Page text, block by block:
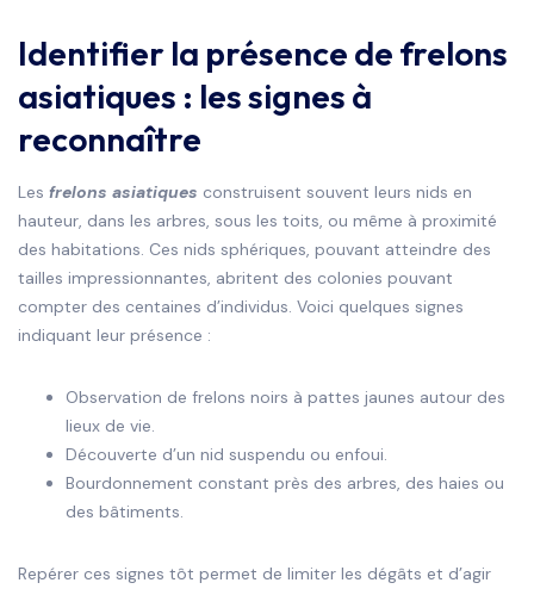
Identifier la présence de frelons
asiatiques : les signes à
reconnaître
Les frelons asiatiques construisent souvent leurs nids en
hauteur, dans les arbres, sous les toits, ou même à proximité
des habitations. Ces nids sphériques, pouvant atteindre des
tailles impressionnantes, abritent des colonies pouvant
compter des centaines d’individus. Voici quelques signes
indiquant leur présence :
Observation de frelons noirs à pattes jaunes autour des
lieux de vie.
Découverte d’un nid suspendu ou enfoui.
Bourdonnement constant près des arbres, des haies ou
des bâtiments.
Repérer ces signes tôt permet de limiter les dégâts et d’agir